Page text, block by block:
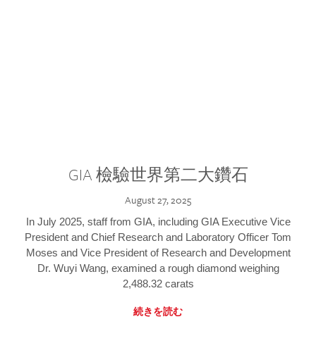
GIA 檢驗世界第二大鑽石
August 27, 2025
In July 2025, staff from GIA, including GIA Executive Vice
President and Chief Research and Laboratory Officer Tom
Moses and Vice President of Research and Development
Dr. Wuyi Wang, examined a rough diamond weighing
2,488.32 carats
続きを読む